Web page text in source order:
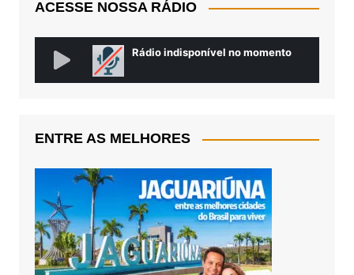
ACESSE NOSSA RÁDIO
ENTRE AS MELHORES